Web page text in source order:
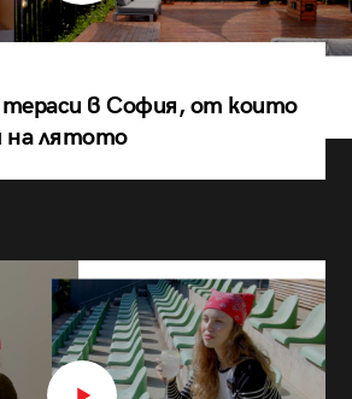
тераси в София, от които
на лятото